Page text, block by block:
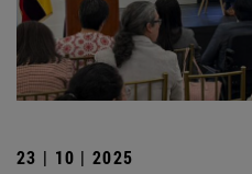
23 | 10 | 2025